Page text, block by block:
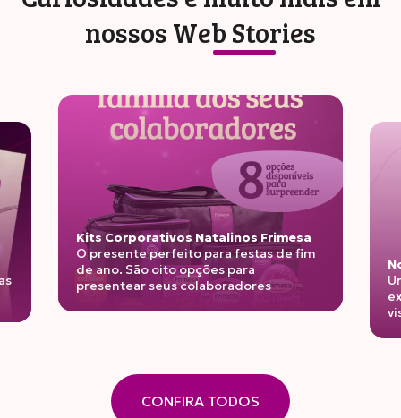
nossos Web Stories
Kits Corporativos Natalinos Frimesa
O presente perfeito para festas de fim
de ano. São oito opções para
presentear seus colaboradores
CONFIRA TODOS